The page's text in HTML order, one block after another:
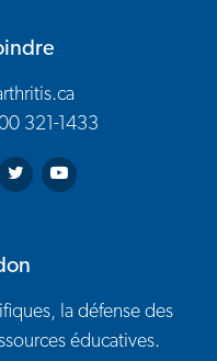
321-1433
Facebook
on Instagram
Society on LinkedIn
Arthritis Society on Twitter
Arthritis Society on
la défense des
éducatives.